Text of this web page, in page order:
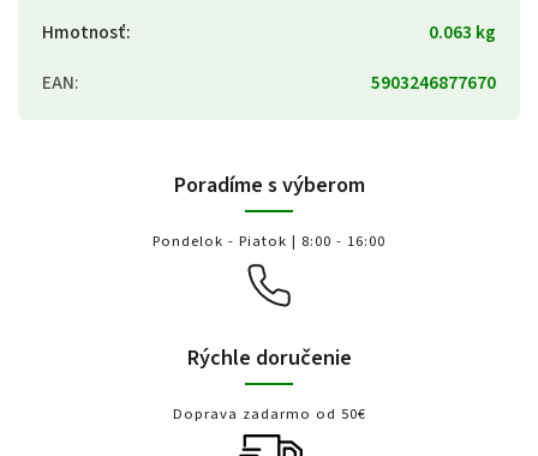
Hmotnosť:
0.063 kg
EAN: 5903246877670
Poradíme s výberom
Pondelok - Piatok | 8:00 - 16:00
Rýchle doručenie
Doprava zadarmo od 50€